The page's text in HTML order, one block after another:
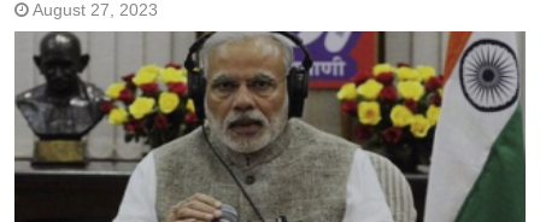
August 27, 2023